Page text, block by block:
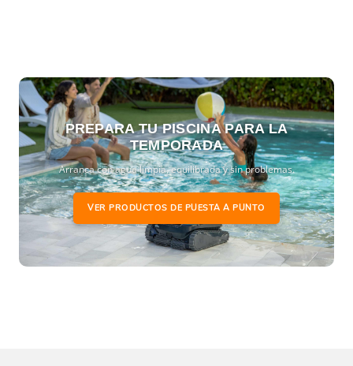
PREPARA TU PISCINA PARA LA
TEMPORADA
Arranca con agua limpia, equilibrada y sin problemas.
VER PRODUCTOS DE PUESTA A PUNTO